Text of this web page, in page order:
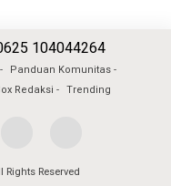
Panduan Komunitas
Redaksi Trending
Rights Reserved